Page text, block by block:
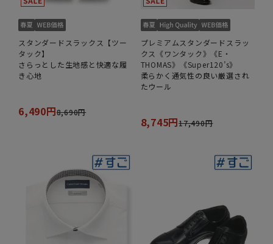
スタンダードスラックス【ツー
タック】
さらっとした生地感と快適な履
き心地
6,490円8,690円
プレミアムスタンダードスラッ
クス《ワンタック》《E・
THOMAS》《Super120’s》
柔らかく通気性の良い厳選され
たウール
8,745円17,490円